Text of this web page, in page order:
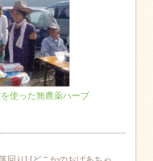
使った無農薬ハーブ